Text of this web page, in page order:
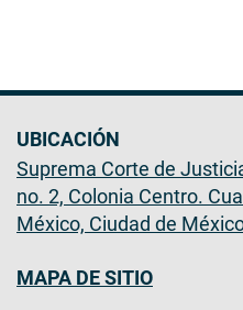
UBICACIÓN
Suprema Corte de
no. 2, Colonia Centro.
México, Ciudad de
MAPA DE SITIO